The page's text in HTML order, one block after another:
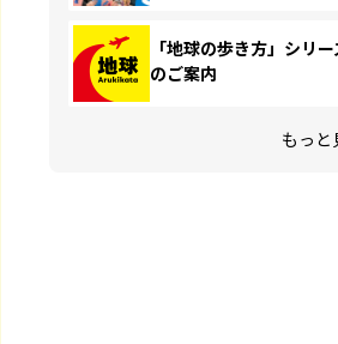
「地球の歩き方」シリ
のご案内
もっと